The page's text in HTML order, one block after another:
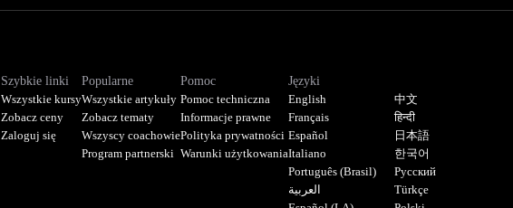
Szybkie linki
Wszystkie kursy
Zobacz ceny
Zaloguj się
Popularne
Wszystkie artykuły
Zobacz tematy
Wszyscy coachowie
Program partnerski
Pomoc
Pomoc techniczna
Informacje prawne
Polityka prywatności
Warunki użytkowania
Języki
English
Français
Español
Italiano
Português (Brasil)
العربية
中文
हिन्दी
日本語
한국어
Русский
Türkçe